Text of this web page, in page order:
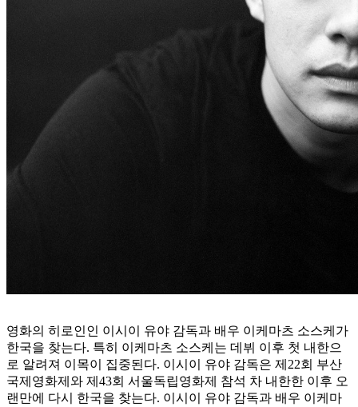
영화의 히로인인 이시이 유야 감독과 배우 이케마츠 소스케가
한국을 찾는다. 특히 이케마츠 소스케는 데뷔 이후 첫 내한으
로 알려져 이목이 집중된다. 이시이 유야 감독은 제22회 부산
국제영화제와 제43회 서울독립영화제 참석 차 내한한 이후 오
랜만에 다시 한국을 찾는다. 이시이 유야 감독과 배우 이케마